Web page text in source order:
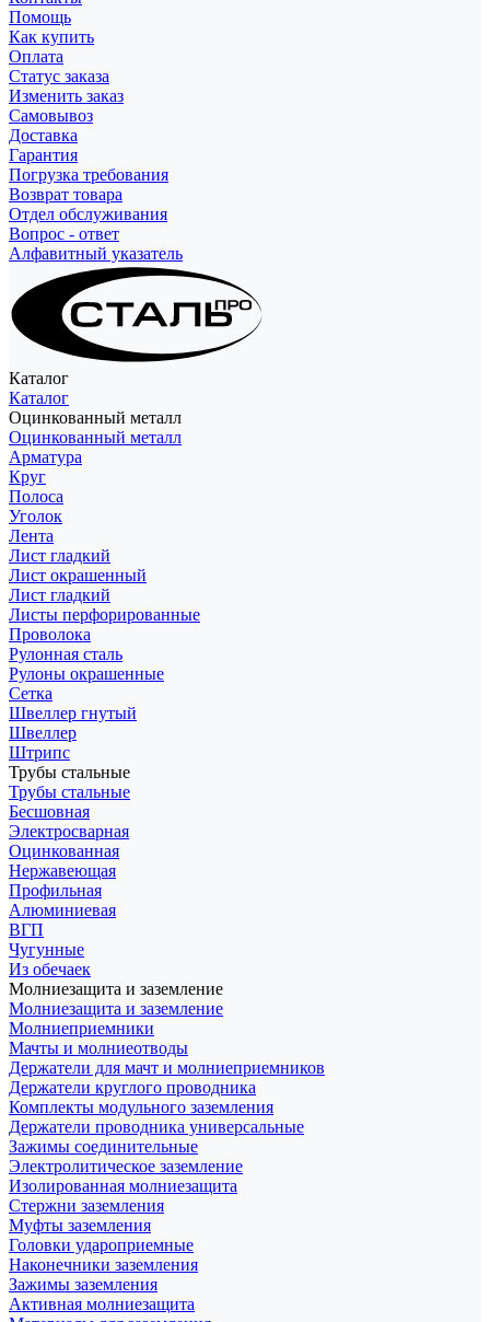
Помощь
Как купить
Оплата
Статус заказа
Изменить заказ
Самовывоз
Доставка
Гарантия
Погрузка требования
Возврат товара
Отдел обслуживания
Вопрос - ответ
Алфавитный указатель
Каталог
Каталог
Оцинкованный металл
Оцинкованный металл
Арматура
Круг
Полоса
Уголок
Лента
Лист гладкий
Лист окрашенный
Лист гладкий
Листы перфорированные
Проволока
Рулонная сталь
Рулоны окрашенные
Сетка
Швеллер гнутый
Швеллер
Штрипс
Трубы стальные
Трубы стальные
Бесшовная
Электросварная
Оцинкованная
Нержавеющая
Профильная
Алюминиевая
ВГП
Чугунные
Из обечаек
Молниезащита и заземление
Молниезащита и заземление
Молниеприемники
Мачты и молниеотводы
Держатели для мачт и молниеприемников
Держатели круглого проводника
Комплекты модульного заземления
Держатели проводника универсальные
Зажимы соединительные
Электролитическое заземление
Изолированная молниезащита
Стержни заземления
Муфты заземления
Головки удароприемные
Наконечники заземления
Зажимы заземления
Активная молниезащита